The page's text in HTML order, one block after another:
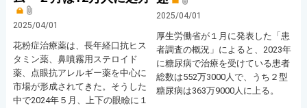
2025/04/01
花粉症治療薬は、長年経口抗ヒス
タミン薬、鼻噴霧用ステロイド
薬、点眼抗アレルギー薬を中心に
市場が形成されてきた。そうした
中で2024年５月、上下の眼瞼に１
2025/04/01
厚生労働省が１月に発表した「患
者調査の概況」によると、2023年
に糖尿病で治療を受けている患者
総数は552万3000人で、うち２型
糖尿病は363万9000人に上る。